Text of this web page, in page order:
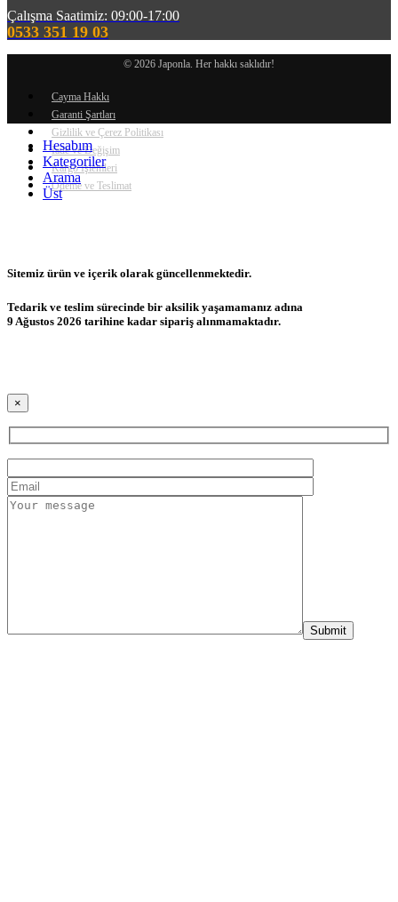
Çalışma Saatimiz: 09:00-17:00
0533 351 19 03
© 2026 Japonla. Her hakkı saklıdır!
Cayma Hakkı
Garanti Şartları
Gizlilik ve Çerez Politikası
İade ve Değişim
Kargo İşlemleri
Ödeme ve Teslimat
Hesabım
Kategoriler
Arama
Üst
Sitemiz ürün ve içerik olarak güncellenmektedir.
Tedarik ve teslim sürecinde bir aksilik yaşamamanız adına
9 Ağustos 2026 tarihine kadar sipariş alınmamaktadır.
×